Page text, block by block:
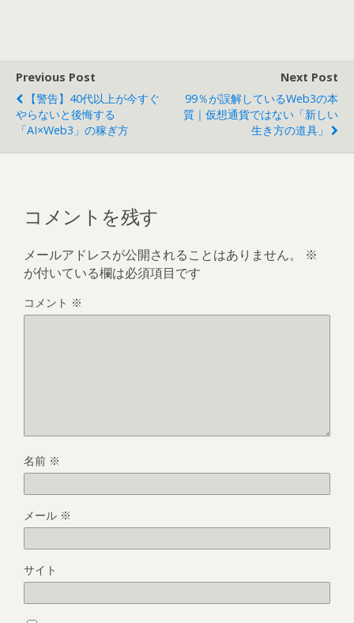
Previous Post
【警告】40代以上が今すぐ
やらないと後悔する
「AI×Web3」の稼ぎ方
Next Post
99％が誤解しているWeb3の本
質｜仮想通貨ではない「新しい
生き方の道具」
コメントを残す
メールアドレスが公開されることはありません。
※
が付いている欄は必須項目です
コメント ※
名前 ※
メール ※
サイト